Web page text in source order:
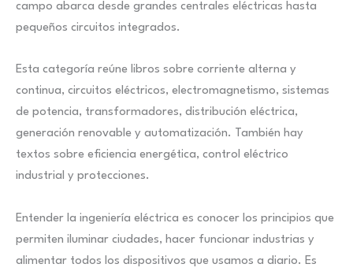
campo abarca desde grandes centrales eléctricas hasta
pequeños circuitos integrados.
Esta categoría reúne libros sobre corriente alterna y
continua, circuitos eléctricos, electromagnetismo, sistemas
de potencia, transformadores, distribución eléctrica,
generación renovable y automatización. También hay
textos sobre eficiencia energética, control eléctrico
industrial y protecciones.
Entender la ingeniería eléctrica es conocer los principios que
permiten iluminar ciudades, hacer funcionar industrias y
alimentar todos los dispositivos que usamos a diario. Es